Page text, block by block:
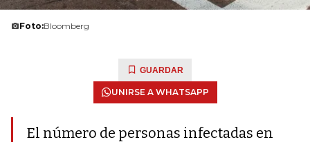
Foto:Bloomberg
GUARDAR
UNIRSE A WHATSAPP
El número de personas infectadas en